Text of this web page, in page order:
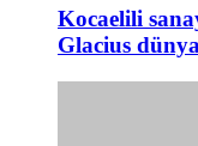
Kocaelili
Glacius